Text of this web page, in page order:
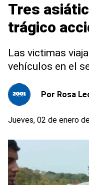
Tres
trágico
Las victimas
vehículos en el
Por Rosa
Jueves, 02 de enero